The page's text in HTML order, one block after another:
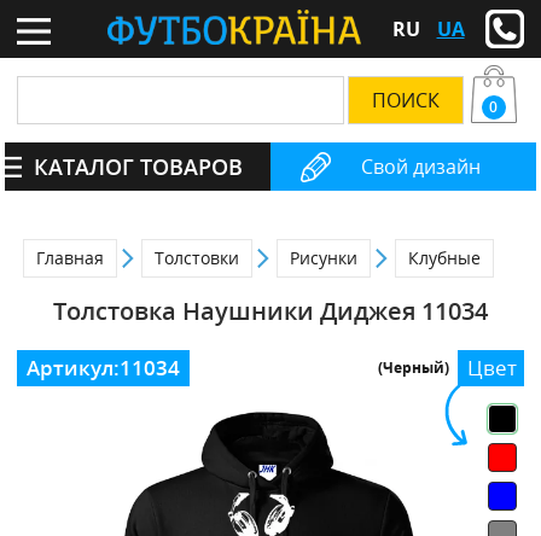
RU UA
Свой дизайн
0
КАТАЛОГ ТОВАРОВ
Главная Толстовки Рисунки Клубные
Толстовка Наушники Диджея 11034
Цвет
(Черный)
Артикул:11034